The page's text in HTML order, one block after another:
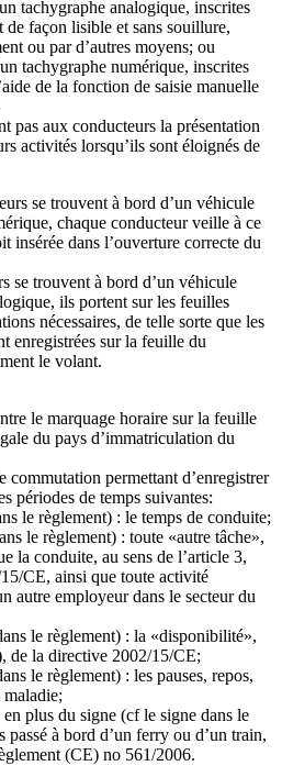
tachygraphe analogique, inscrites
de façon lisible et sans souillure,
ou par d’autres moyens; ou
tachygraphe numérique, inscrites
de la fonction de saisie manuelle
pas aux conducteurs la présentation
activités lorsqu’ils sont éloignés de
se trouvent à bord d’un véhicule
chaque conducteur veille à ce
insérée dans l’ouverture correcte du
se trouvent à bord d’un véhicule
ils portent sur les feuilles
nécessaires, de telle sorte que les
enregistrées sur la feuille du
le volant.
le marquage horaire sur la feuille
du pays d’immatriculation du
commutation permettant d’enregistrer
périodes de temps suivantes:
le règlement) : le temps de conduite;
le règlement) : toute «autre tâche»,
la conduite, au sens de l’article 3,
CE, ainsi que toute activité
autre employeur dans le secteur du
le règlement) : la «disponibilité»,
de la directive 2002/15/CE;
le règlement) : les pauses, repos,
maladie;
plus du signe (cf le signe dans le
passé à bord d’un ferry ou d’un train,
(CE) no 561/2006.